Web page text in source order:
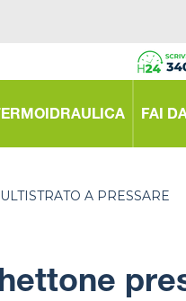
FAI
A PRESSARE